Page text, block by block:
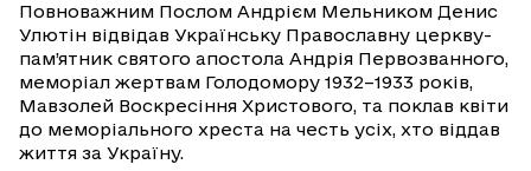
Повноважним Послом Андрієм Мельником Денис
Улютін відвідав Українську Православну церкву-
пам’ятник святого апостола Андрія Первозванного,
меморіал жертвам Голодомору 1932–1933 років,
Мавзолей Воскресіння Христового, та поклав квіти
до меморіального хреста на честь усіх, хто віддав
життя за Україну.